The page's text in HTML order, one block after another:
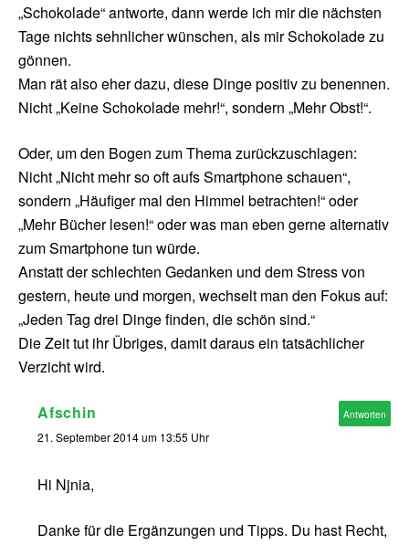
„Schokolade“ antworte, dann werde ich mir die nächsten
Tage nichts sehnlicher wünschen, als mir Schokolade zu
gönnen.
Man rät also eher dazu, diese Dinge positiv zu benennen.
Nicht „Keine Schokolade mehr!“, sondern „Mehr Obst!“.
Oder, um den Bogen zum Thema zurückzuschlagen:
Nicht „Nicht mehr so oft aufs Smartphone schauen“,
sondern „Häufiger mal den Himmel betrachten!“ oder
„Mehr Bücher lesen!“ oder was man eben gerne alternativ
zum Smartphone tun würde.
Anstatt der schlechten Gedanken und dem Stress von
gestern, heute und morgen, wechselt man den Fokus auf:
„Jeden Tag drei Dinge finden, die schön sind.“
Die Zeit tut ihr Übriges, damit daraus ein tatsächlicher
Verzicht wird.
Afschin
21. September 2014 um 13:55 Uhr
Hi Njnia,
Danke für die Ergänzungen und Tipps. Du hast Recht,
Antworten